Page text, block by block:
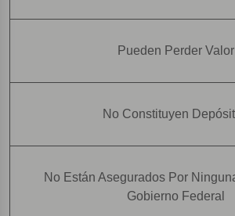
Pueden Perder Valor
No Constituyen
No Están Asegurados Por
Gobierno Federal